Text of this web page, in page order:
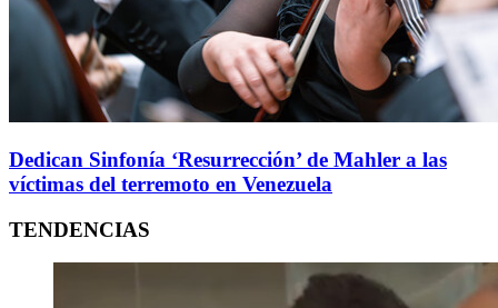
Dedican Sinfonía ‘Resurrección’ de Mahler a las
víctimas del terremoto en Venezuela
TENDENCIAS